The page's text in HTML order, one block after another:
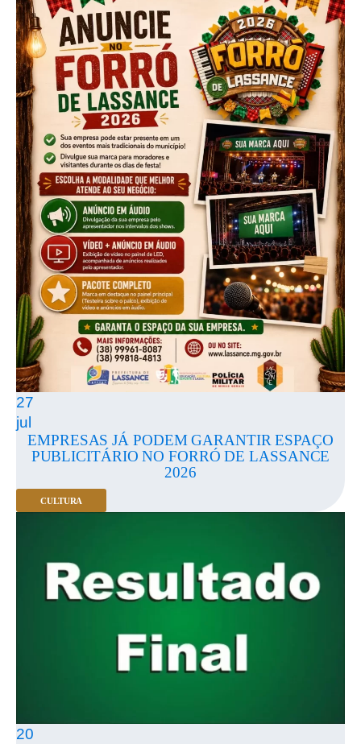
27
jul
EMPRESAS JÁ PODEM GARANTIR ESPAÇO
PUBLICITÁRIO NO FORRÓ DE LASSANCE
2026
CULTURA
20